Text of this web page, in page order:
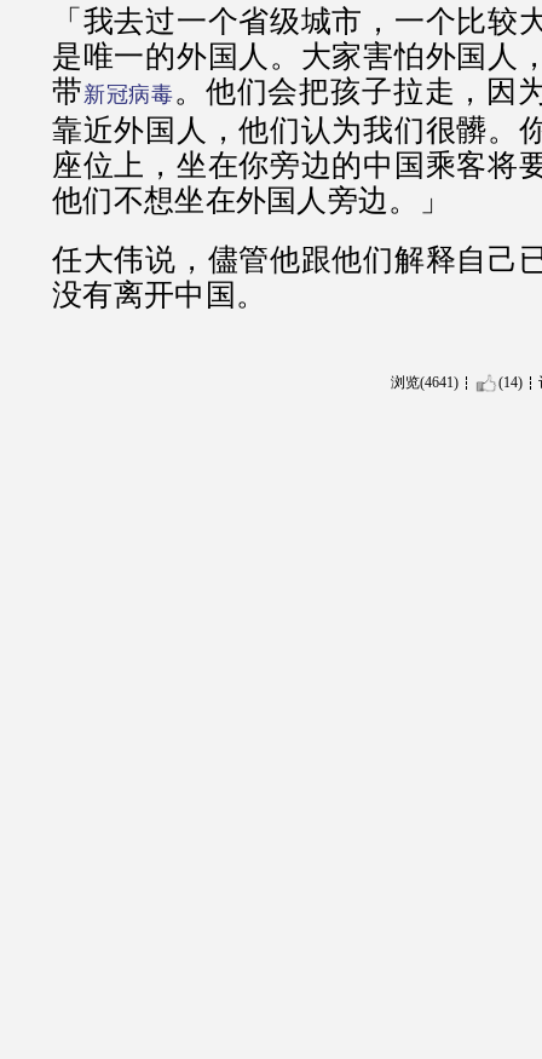
「我去过一个省级城市，一个比较
是唯一的外国人。大家害怕外国人
带新冠病毒。他们会把孩子拉走，因
靠近外国人，他们认为我们很髒。
座位上，坐在你旁边的中国乘客将
他们不想坐在外国人旁边。」
任大伟说，儘管他跟他们解释自己
没有离开中国。
浏览(4641) (14)